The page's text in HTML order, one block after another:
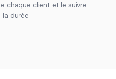
chaque client et le suivre
la durée